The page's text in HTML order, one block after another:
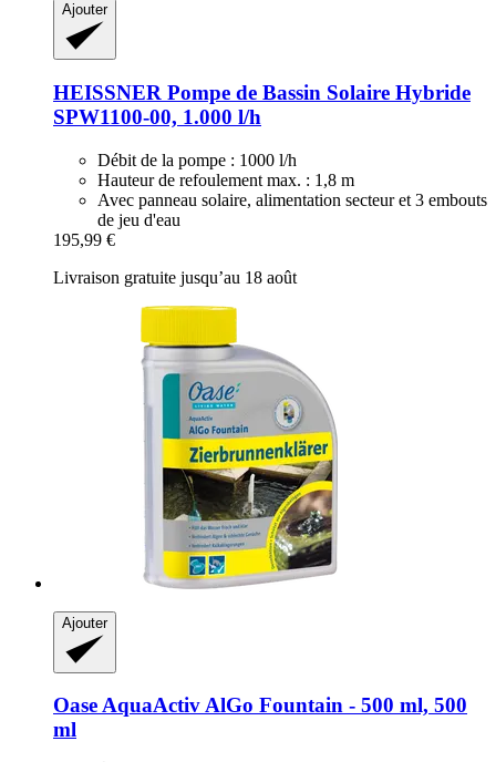
Ajouter
HEISSNER Pompe de Bassin Solaire Hybride
SPW1100-​00, 1.000 l/h
Débit de la pompe : 1000 l/h
Hauteur de refoulement max. : 1,8 m
Avec panneau solaire, alimentation secteur et 3 embouts
de jeu d'eau
195,99 €
Livraison gratuite jusqu’au 18 août
Ajouter
OaseAquaActiv AlGo Fountain -​ 500 ml, 500
ml